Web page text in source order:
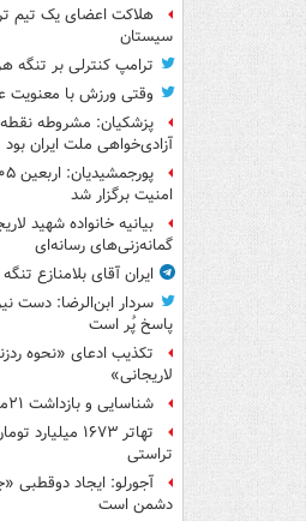
هلاکت اعضای یک تیم
سیستان
ترامپ کنترلی بر تنگه
وقتی ورزش با معنویت
پزشکیان: مشروطه
آزادی‌خواهی ملت ایران بود
امنیت برگزار شد
بیانیه خانواده شهید
گمانه‌زنی‌های رسانه‌ای
ایران آقای بلامنازع
سردار ابن‌الرضا: دست
پاسخ پُر است
تکذیب ادعای «نحوه
لاریجانی»
شناسایی و بازداشت ۲۱مزدور موساد در کرمان
تهاتر ۱۶۷۳
تراستی
آجورلو: ایجاد
دشمن است